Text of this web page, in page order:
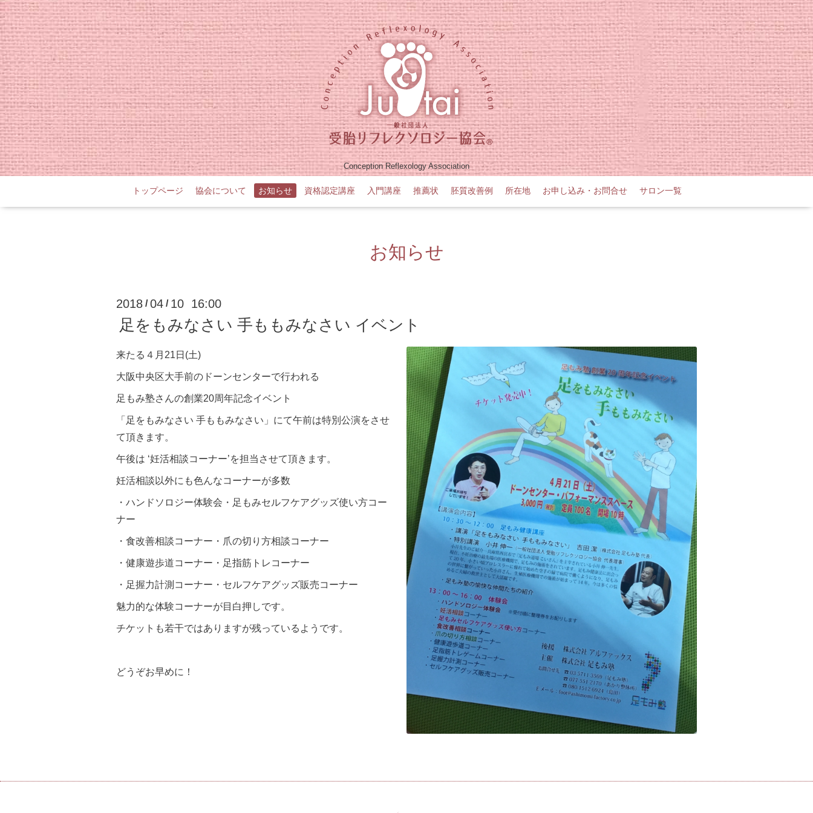
Conception Reflexology Association
トップページ 協会について お知らせ 資格認定講座 入門講座 推薦状 胚質改善例 所在地 お申し込み・お問合せ サロン一覧
お知らせ
2018 /04 / 10 16:00
足をもみなさい 手ももみなさい イベント
来たる４月21日(土)
大阪中央区大手前のドーンセンターで行われる
足もみ塾さんの創業20周年記念イベント
「足をもみなさい 手ももみなさい」にて午前は特別公演をさせ
て頂きます。
午後は ‘妊活相談コーナー’を担当させて頂きます。
妊活相談以外にも色んなコーナーが多数
・ハンドソロジー体験会・足もみセルフケアグッズ使い方コー
ナー
・食改善相談コーナー・爪の切り方相談コーナー
・健康遊歩道コーナー・足指筋トレコーナー
・足握力計測コーナー・セルフケアグッズ販売コーナー
魅力的な体験コーナーが目白押しです。
チケットも若干ではありますが残っているようです。
どうぞお早めに！